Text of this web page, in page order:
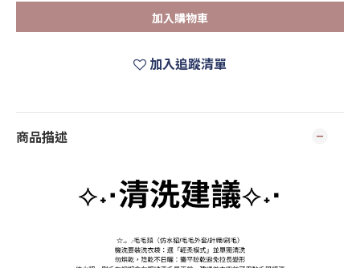
加入購物車
加入追蹤清單
商品描述